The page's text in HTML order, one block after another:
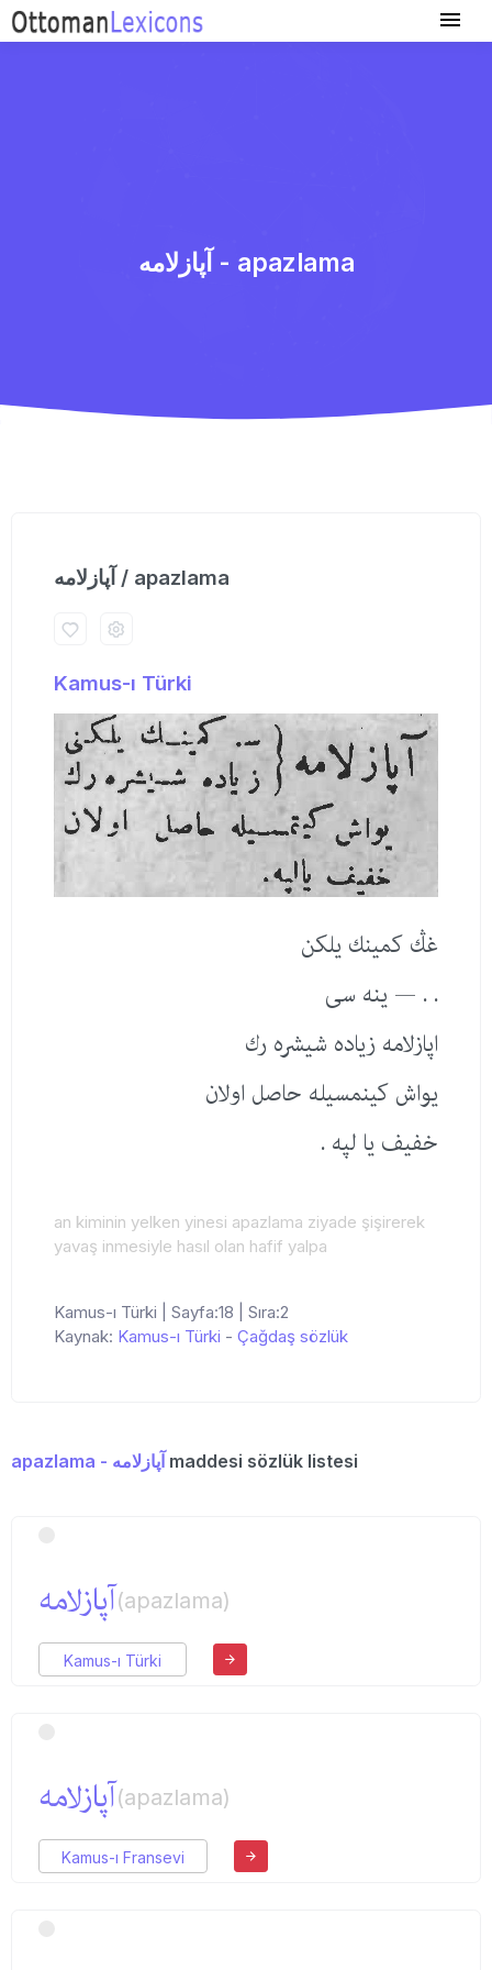
آپازلامه‌ - apazlama
آپازلامه‌ / apazlama
Kamus-ı Türki
غڭ كمینك یلكن
. . — ینه سی
اپازلامه زیاده شیشره رك
یواش كینمسیله حاصل اولان
خفیف یا لپه .
an kiminin yelken yinesi apazlama ziyade şişirerek
yavaş inmesiyle hasıl olan hafif yalpa
Kamus-ı Türki | Sayfa:18 | Sıra:2
Kaynak: Kamus-ı Türki - Çağdaş sözlük
maddesi sözlük listesi
آپازلامه‌(apazlama)
Kamus-ı Türki
آپازلامه(apazlama)
Kamus-ı Fransevi